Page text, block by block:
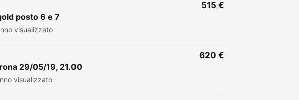
posto 6 e 7
visualizzato
515 €
29/05/19, 21.00
visualizzato
620 €